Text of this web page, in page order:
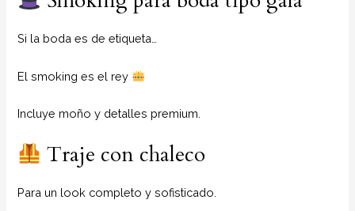
Si la boda es de etiqueta…
El smoking es el rey
Incluye moño y detalles premium.
Traje con chaleco
Para un look completo y sofisticado.